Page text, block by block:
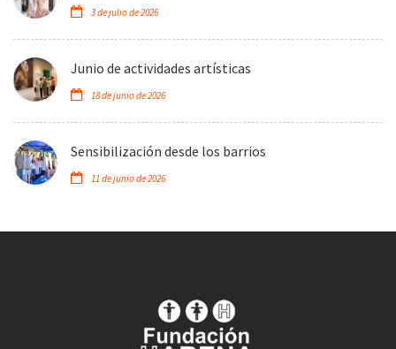
3 de julio de 2026
Junio de actividades artísticas
18 de junio de 2026
Sensibilización desde los barrios
11 de junio de 2026